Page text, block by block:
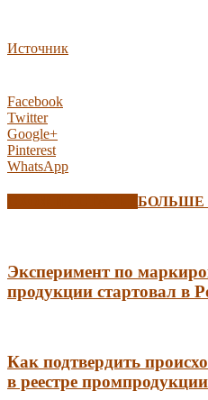
Источник
Facebook
Twitter
Google+
Pinterest
WhatsApp
БОЛЬШЕ
Эксперимент по
продукции стартовал в
Как подтвердить
в реестре